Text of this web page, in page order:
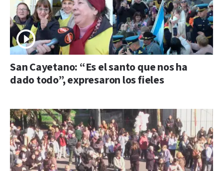
San Cayetano: “Es el santo que nos ha
dado todo”, expresaron los fieles